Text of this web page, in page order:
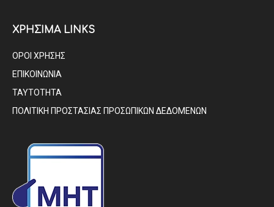
ΧΡΗΣΙΜΑ LINKS
ΟΡΟΙ ΧΡΗΣΗΣ
ΕΠΙΚΟΙΝΩΝΙΑ
ΤΑΥΤΟΤΗΤΑ
ΠΟΛΙΤΙΚΗ ΠΡΟΣΤΑΣΙΑΣ ΠΡΟΣΩΠΙΚΩΝ ΔΕΔΟΜΕΝΩΝ